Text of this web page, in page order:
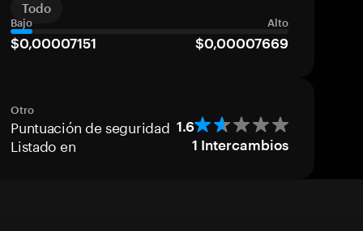
Todo
Bajo Alto
$0,00007151 $0,00007669
Otro
Puntuación de seguridad 1.6
Listado en 1 Intercambios